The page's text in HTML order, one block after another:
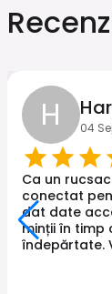
H 04
Ca un
conectat
dat date
minții în timp
îndepărtate.